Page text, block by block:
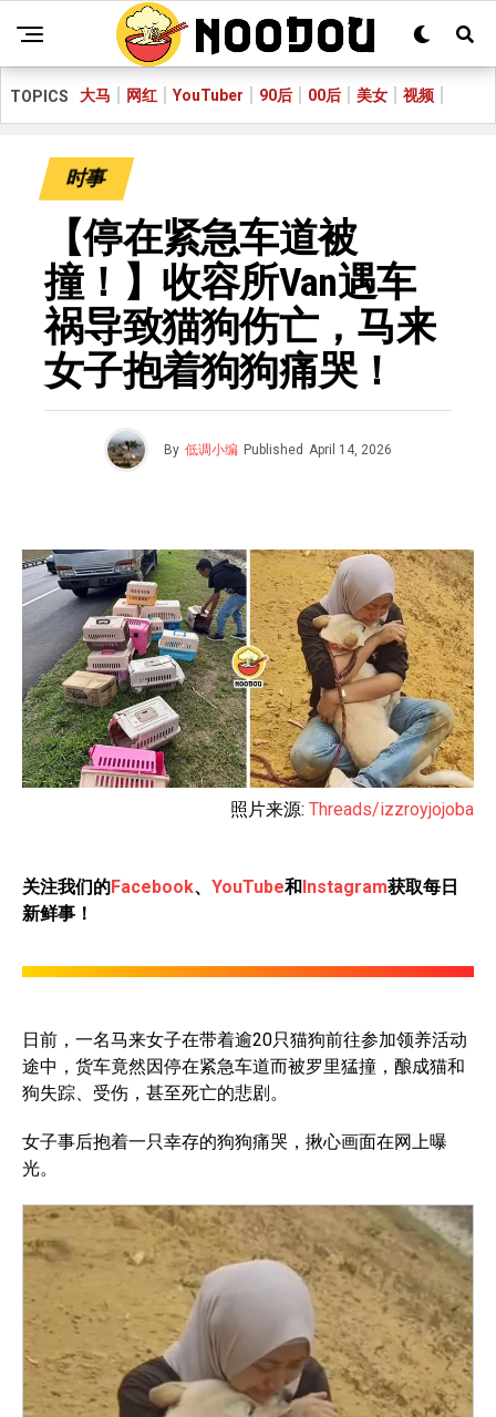
TOPICS 大马 网红 YouTuber 90后 00后 美女 视频
时事
【停在紧急车道被
撞！】收容所Van遇车
祸导致猫狗伤亡，马来
女子抱着狗狗痛哭！
By 低调小编 Published April 14, 2026
照片来源: Threads/izzroyjojoba
关注我们的Facebook、 YouTube和Instagram获取每日
新鲜事！
日前，一名马来女子在带着逾20只猫狗前往参加领养活动
途中，货车竟然因停在紧急车道而被罗里猛撞，酿成猫和
狗失踪、受伤，甚至死亡的悲剧。
女子事后抱着一只幸存的狗狗痛哭，揪心画面在网上曝
光。